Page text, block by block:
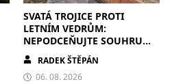
SVATÁ TROJICE PROTI
LETNÍM VEDRŮM:
NEPODCEŇUJTE SOUHRU
ZDIVA A STÍNĚNÍ
RADEK ŠTĚPÁN
06. 08. 2026